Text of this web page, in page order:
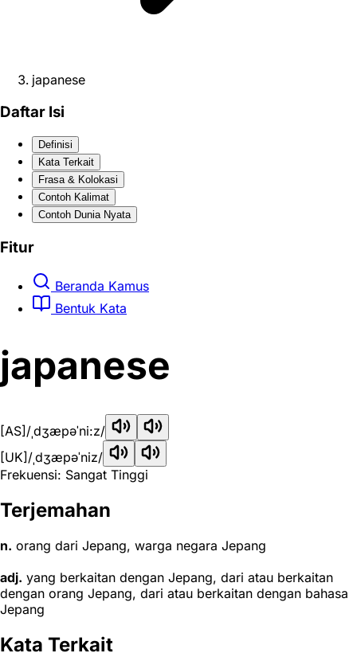
japanese
Daftar Isi
Definisi
Kata Terkait
Frasa & Kolokasi
Contoh Kalimat
Contoh Dunia Nyata
Fitur
Beranda Kamus
Bentuk Kata
japanese
[AS] /ˌdʒæpəˈni:z/
[UK] /ˌdʒæpəˈniz/
Frekuensi: Sangat Tinggi
Terjemahan
n. orang dari Jepang, warga negara Jepang
adj. yang berkaitan dengan Jepang, dari atau berkaitan
dengan orang Jepang, dari atau berkaitan dengan bahasa
Jepang
Kata Terkait